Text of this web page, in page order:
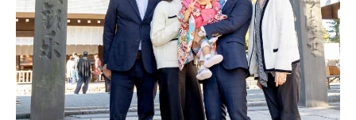
七五三、お宮参り、家族写真 など